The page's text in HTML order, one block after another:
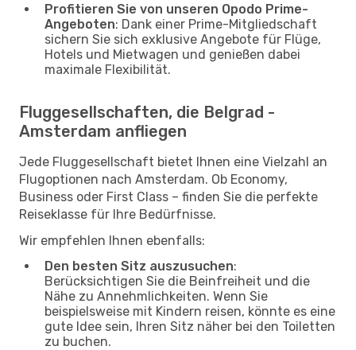
Profitieren Sie von unseren Opodo Prime-
Angeboten: Dank einer Prime-Mitgliedschaft
sichern Sie sich exklusive Angebote für Flüge,
Hotels und Mietwagen und genießen dabei
maximale Flexibilität.
Fluggesellschaften, die Belgrad -
Amsterdam anfliegen
Jede Fluggesellschaft bietet Ihnen eine Vielzahl an
Flugoptionen nach Amsterdam. Ob Economy,
Business oder First Class – finden Sie die perfekte
Reiseklasse für Ihre Bedürfnisse.
Wir empfehlen Ihnen ebenfalls:
Den besten Sitz auszusuchen:
Berücksichtigen Sie die Beinfreiheit und die
Nähe zu Annehmlichkeiten. Wenn Sie
beispielsweise mit Kindern reisen, könnte es eine
gute Idee sein, Ihren Sitz näher bei den Toiletten
zu buchen.